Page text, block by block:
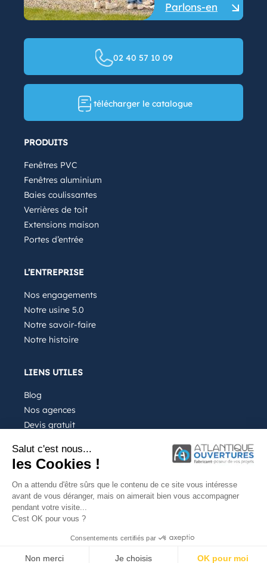
Parlons-en
PRODUITS
Fenêtres PVC
Fenêtres aluminium
Baies coulissantes
Verrières de toit
Extensions maison
Portes d’entrée
L’ENTREPRISE
Nos engagements
Notre usine 5.0
Notre savoir-faire
Notre histoire
02 40 57 10 09
télécharger le catalogue
LIENS UTILES
Blog
Nos agences
Devis gratuit
FAQ
Notre entreprise
Salut c'est nous...
les Cookies !
On a attendu d'être sûrs que le contenu de ce site vous intéresse
avant de vous déranger, mais on aimerait bien vous accompagner
pendant votre visite...
C'est OK pour vous ?
Consentements certifiés par
Non merci Je choisis OK pour moi